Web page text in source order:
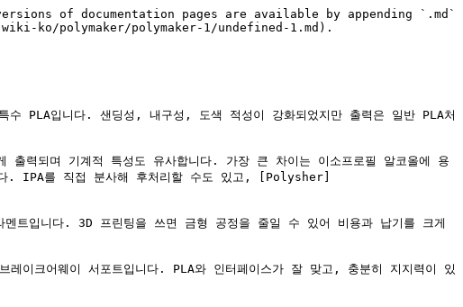
of documentation pages are available by appending `.md`
ko/polymaker/polymaker-1/undefined-1.md).
니다. 샌딩성, 내구성, 도색 적성이 강화되었지만 출력은 일반 PLA처
며 기계적 특성도 유사합니다. 가장 큰 차이는 이소프로필 알코올에 용
다. IPA를 직접 분사해 후처리할 수도 있고, [Polysher]
니다. 3D 프린팅을 쓰면 금형 공정을 줄일 수 있어 비용과 납기를 크게
웨이 서포트입니다. PLA와 인터페이스가 잘 맞고, 충분히 지지력이 있